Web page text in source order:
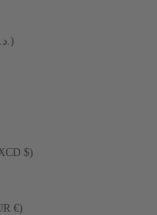
Sahara occidentale (MAD د.م.)
Saint Vincent e Grenadine (XCD $)
Saint-Pierre e Miquelon (EUR €)